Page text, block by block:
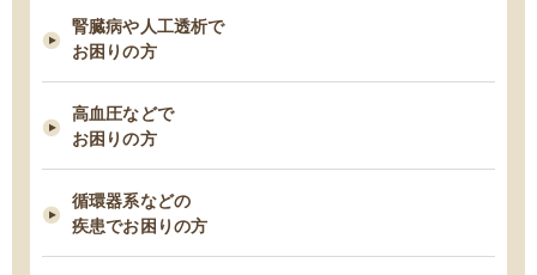
2021/03/03
早期の脂肪肝は改善できる！すぐ始めるべき５つの食事管理
2021/02/23
ー
腎臓病や人工透析で
お困りの方
高血圧などで
お困りの方
循環器系などの
疾患でお困りの方